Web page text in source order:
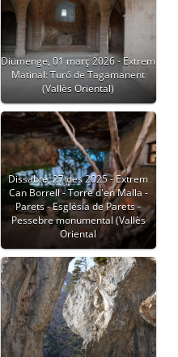
Diumenge, 01 març 2026 - Extrem
Matinal: Turó de Tagamanent
(Vallès Oriental)
Dissabte, 27 des 2025 - Extrem
Can Borrell - Torre d'en Malla -
Parets - Església de Parets -
Pessebre monumental (Vallès
Oriental